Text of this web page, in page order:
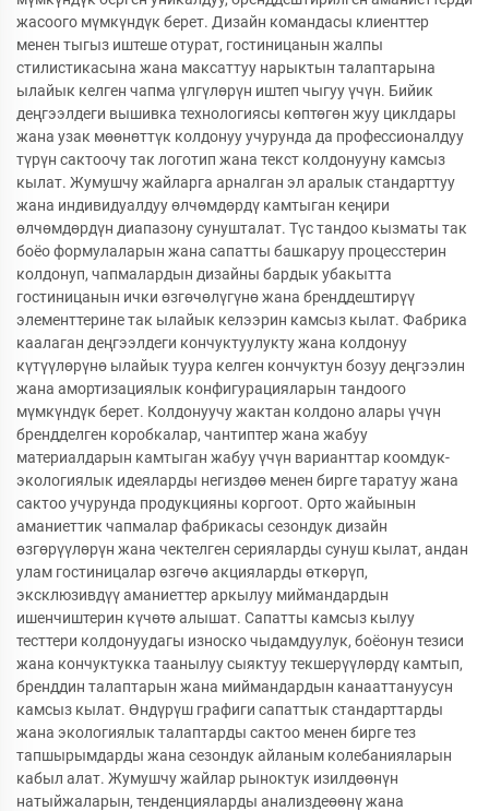
жасоого мүмкүндүк берет. Дизайн командасы клиенттер
менен тыгыз иштеше отурат, гостиницанын жалпы
стилистикасына жана максаттуу нарыктын талаптарына
ылайык келген чапма үлгүлөрүн иштеп чыгуу үчүн. Бийик
деңгээлдеги вышивка технологиясы көптөгөн жуу циклдары
жана узак мөөнөттүк колдонуу учурунда да профессионалдуу
түрүн сактоочу так логотип жана текст колдонууну камсыз
кылат. Жумушчу жайларга арналган эл аралык стандарттуу
жана индивидуалдуу өлчөмдөрдү камтыган кеңири
өлчөмдөрдүн диапазону сунушталат. Түс тандоо кызматы так
боёо формулаларын жана сапатты башкаруу процесстерин
колдонуп, чапмалардын дизайны бардык убакытта
гостиницанын ички өзгөчөлүгүнө жана бренддештирүү
элементтерине так ылайык келээрин камсыз кылат. Фабрика
каалаган деңгээлдеги кончуктуулукту жана колдонуу
күтүүлөрүнө ылайык туура келген кончуктун бозуу деңгээлин
жана амортизациялык конфигурацияларын тандоого
мүмкүндүк берет. Колдонуучу жактан колдоно алары үчүн
брендделген коробкалар, чантиптер жана жабуу
материалдарын камтыган жабуу үчүн варианттар коомдук-
экологиялык идеяларды негиздөө менен бирге таратуу жана
сактоо учурунда продукцияны коргоот. Орто жайынын
аманиеттик чапмалар фабрикасы сезондук дизайн
өзгөрүүлөрүн жана чектелген серияларды сунуш кылат, андан
улам гостиницалар өзгөчө акцияларды өткөрүп,
эксклюзивдүү аманиеттер аркылуу миймандардын
ишенчиштерин күчөтө алышат. Сапатты камсыз кылуу
тесттери колдонуудагы износко чыдамдуулук, боёонун тезиси
жана кончуктукка таанылуу сыяктуу текшерүүлөрдү камтып,
бренддин талаптарын жана миймандардын канааттануусун
камсыз кылат. Өндүрүш графиги сапаттык стандарттарды
жана экологиялык талаптарды сактоо менен бирге тез
тапшырымдарды жана сезондук айланым колебанияларын
кабыл алат. Жумушчу жайлар рыноктук изилдөөнүн
натыйжаларын, тенденцияларды анализдеөөнү жана